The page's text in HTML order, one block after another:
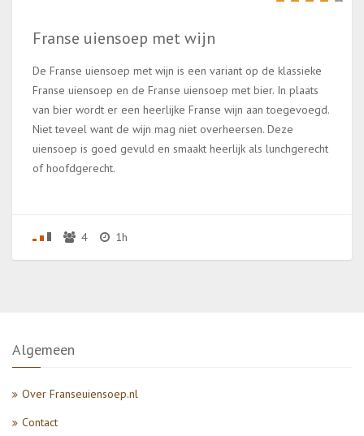
Franse uiensoep met wijn
De Franse uiensoep met wijn is een variant op de klassieke
Franse uiensoep en de Franse uiensoep met bier. In plaats
van bier wordt er een heerlijke Franse wijn aan toegevoegd.
Niet teveel want de wijn mag niet overheersen. Deze
uiensoep is goed gevuld en smaakt heerlijk als lunchgerecht
of hoofdgerecht.
4 1h
Algemeen
Over Franseuiensoep.nl
Contact